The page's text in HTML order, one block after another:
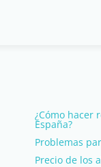
¿Cómo hacer
España?
Problemas
Precio de los